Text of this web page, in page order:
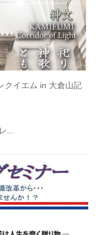
クイエム in 大倉山記
...